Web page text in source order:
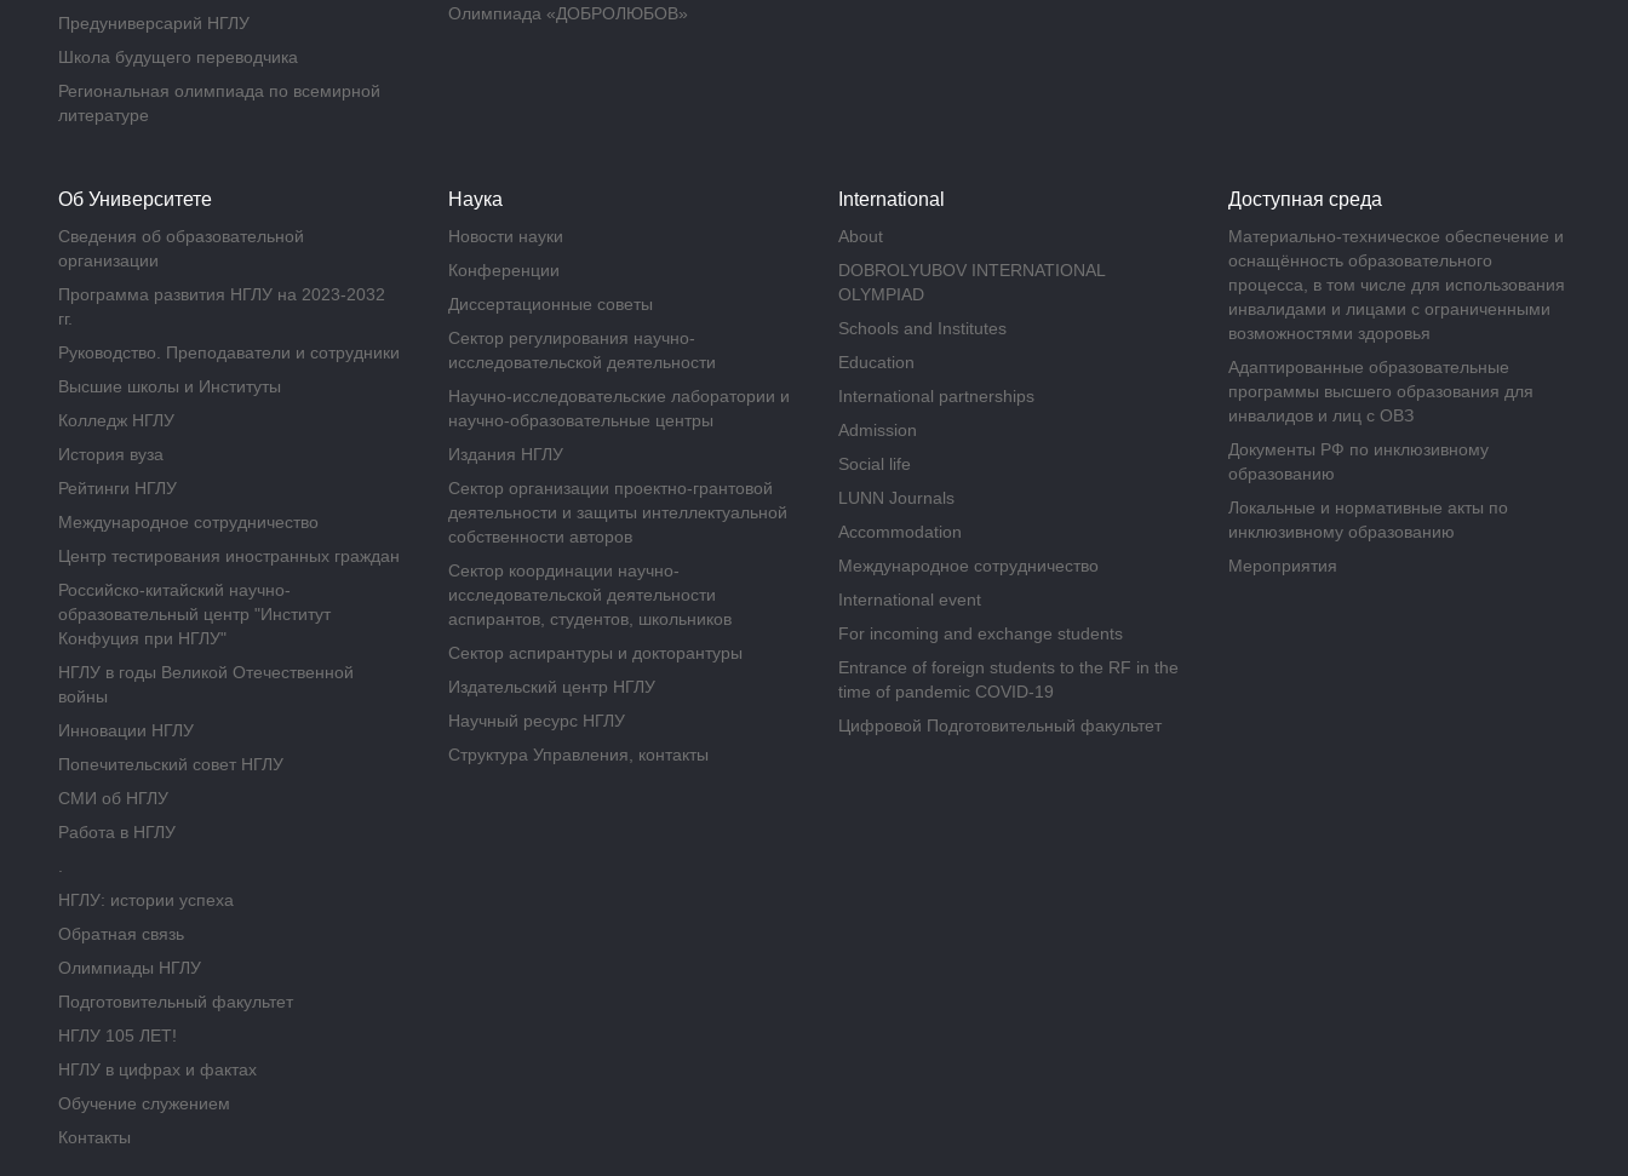
Предуниверсарий НГЛУ
Школа будущего переводчика
Региональная олимпиада по всемирной
литературе
Олимпиада «ДОБРОЛЮБОВ»
Об Университете
Сведения об образовательной
организации
Программа развития НГЛУ на 2023-2032
гг.
Руководство. Преподаватели и сотрудники
Высшие школы и Институты
Колледж НГЛУ
История вуза
Рейтинги НГЛУ
Международное сотрудничество
Центр тестирования иностранных граждан
Российско-китайский научно-
образовательный центр "Институт
Конфуция при НГЛУ"
НГЛУ в годы Великой Отечественной
войны
Инновации НГЛУ
Попечительский совет НГЛУ
СМИ об НГЛУ
Работа в НГЛУ
НГЛУ: истории успеха
Обратная связь
Олимпиады НГЛУ
Подготовительный факультет
НГЛУ 105 ЛЕТ!
НГЛУ в цифрах и фактах
Обучение служением
Контакты
Наука
Новости науки
Конференции
Диссертационные советы
Сектор регулирования научно-
исследовательской деятельности
Научно-исследовательские лаборатории и
научно-образовательные центры
Издания НГЛУ
Сектор организации проектно-грантовой
деятельности и защиты интеллектуальной
собственности авторов
Сектор координации научно-
исследовательской деятельности
аспирантов, студентов, школьников
Сектор аспирантуры и докторантуры
Издательский центр НГЛУ
Научный ресурс НГЛУ
Структура Управления, контакты
International
About
DOBROLYUBOV INTERNATIONAL
OLYMPIAD
Schools and Institutes
Education
International partnerships
Admission
Social life
LUNN Journals
Accommodation
Международное сотрудничество
International event
For incoming and exchange students
Entrance of foreign students to the RF in the
time of pandemic COVID-19
Цифровой Подготовительный факультет
Доступная среда
Материально-техническое обеспечение и
оснащённость образовательного
процесса, в том числе для использования
инвалидами и лицами с ограниченными
возможностями здоровья
Адаптированные образовательные
программы высшего образования для
инвалидов и лиц с ОВЗ
Документы РФ по инклюзивному
образованию
Локальные и нормативные акты по
инклюзивному образованию
Мероприятия